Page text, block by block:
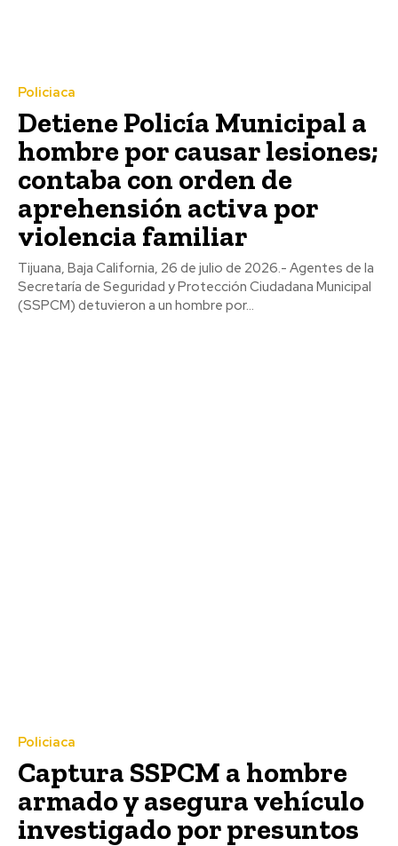
Policiaca
Detiene Policía Municipal a
hombre por causar lesiones;
contaba con orden de
aprehensión activa por
violencia familiar
Tijuana, Baja California, 26 de julio de 2026.- Agentes de la
Secretaría de Seguridad y Protección Ciudadana Municipal
(SSPCM) detuvieron a un hombre por...
Policiaca
Captura SSPCM a hombre
armado y asegura vehículo
investigado por presuntos